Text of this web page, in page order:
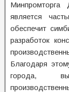
является
обеспечит
разработок
Благодаря
города,